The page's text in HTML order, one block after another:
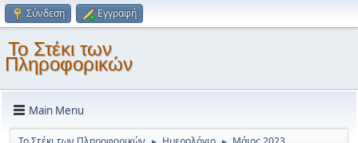
Σύνδεση Εγγραφή
Το Στέκι των
Πληροφορικών
Main Menu